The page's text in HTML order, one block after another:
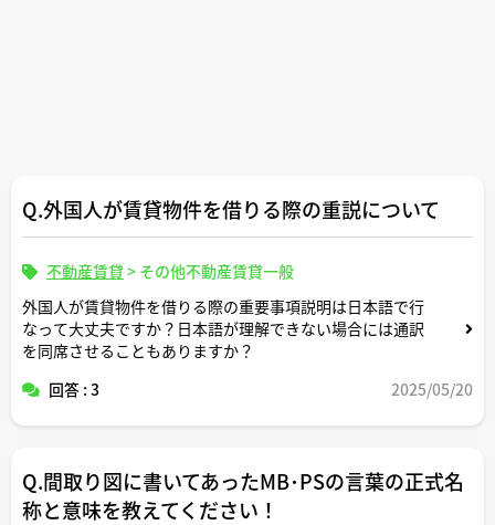
Q.外国人が賃貸物件を借りる際の重説について
不動産賃貸 > その他不動産賃貸一般
外国人が賃貸物件を借りる際の重要事項説明は日本語で行
なって大丈夫ですか？日本語が理解できない場合には通訳
を同席させることもありますか？
回答 : 3
2025/05/20
Q.間取り図に書いてあったMB･PSの言葉の正式名
称と意味を教えてください！